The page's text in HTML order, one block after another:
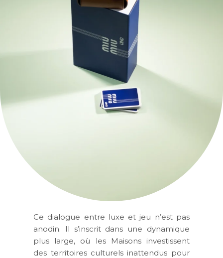
Ce dialogue entre luxe et jeu n’est pas
anodin. Il s’inscrit dans une dynamique
plus large, où les Maisons investissent
des territoires culturels inattendus pour